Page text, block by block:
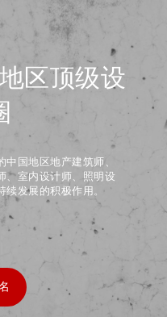
区顶级设
国地区地产建筑师、
、室内设计师、照明设
发展的积极作用。